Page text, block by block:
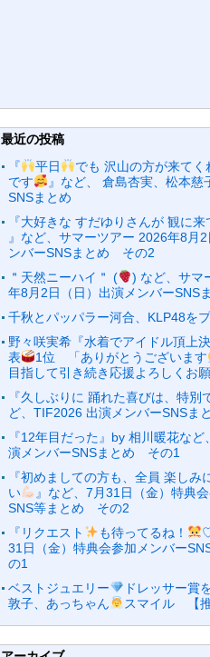
最近の投稿
『
平日
でも 沢山の方が来てく
です
』など、 倉島杏実、松本慈
SNSまとめ
『大好きな すだゆりさんが 観に
』など、サマーツアー 2026年8月
ンバーSNSまとめ その2
＂天然ニーハイ＂ (
) など、サマ
年8月2日（日）出演メンバーSNS
千秋とパッパラー河合、KLP48を
野々咲実希『水着でアイドル頂上決
表
1位 「ありがとうございます
目指して引き続き応援よろしくお願
『久しぶりに 踊れた喜びは、特別
ど、TIF2026 出演メンバーSNS
『12年目だった』by 相川暖花な
演メンバーSNSまとめ その1
『初めましての方も、全員 楽しみ
い
』など、7月31日（金）特典
SNS等まとめ その2
『リクエスト
も待ってるね！
31日（金）特典会参加メンバー
の1
ベストジュエリー
ドレッサー賞
敦子、あっちゃん
スマイル 【推